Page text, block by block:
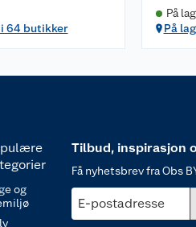
i 64 butikker
På
På
og
Tilbud, inspirasjon
Få nyhetsbrev fra Obs
E-postadresse